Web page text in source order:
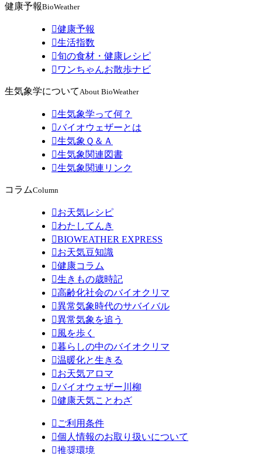
健康予報BioWeather
健康予報
生活指数
旬の食材・健康レシピ
 ワンちゃんお散歩ナビ
生気象学について About BioWeather
生気象学って何？
バイオウェザーとは
生気象Ｑ＆Ａ
生気象関連図書
生気象関連リンク
コラムColumn
お天気レシピ
わたしてんき
BIOWEATHER EXPRESS
お天気豆知識
健康コラム
生きもの歳時記
高齢化社会のバイオクリマ
異常気象時代のサバイバル
異常気象を追う
 風を歩く
暮らしの中のバイオクリマ
温暖化と生きる
お天気アロマ
バイオウェザー川柳
健康天気ことわざ
 ご利用条件
個人情報のお取り扱いについて
推奨環境